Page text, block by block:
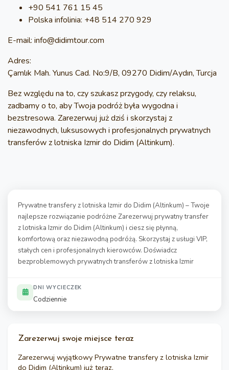
+90 541 761 15 45
Polska infolinia: +48 514 270 929
E-mail: info@didimtour.com
Adres:
Çamlık Mah. Yunus Cad. No:9/B, 09270 Didim/Aydın, Turcja
Bez względu na to, czy szukasz przygody, czy relaksu,
zadbamy o to, aby Twoja podróż była wygodna i
bezstresowa. Zarezerwuj już dziś i skorzystaj z
niezawodnych, luksusowych i profesjonalnych prywatnych
transferów z lotniska Izmir do Didim (Altinkum).
Prywatne transfery z lotniska Izmir do Didim (Altinkum) – Twoje
najlepsze rozwiązanie podróżne Zarezerwuj prywatny transfer
z lotniska Izmir do Didim (Altinkum) i ciesz się płynną,
komfortową oraz niezawodną podróżą. Skorzystaj z usługi VIP,
stałych cen i profesjonalnych kierowców. Doświadcz
bezproblemowych prywatnych transferów z lotniska Izmir
DNI WYCIECZEK
Codziennie
Zarezerwuj swoje miejsce teraz
Zarezerwuj wyjątkowy Prywatne transfery z lotniska Izmir
do Didim (Altinkum) już teraz.